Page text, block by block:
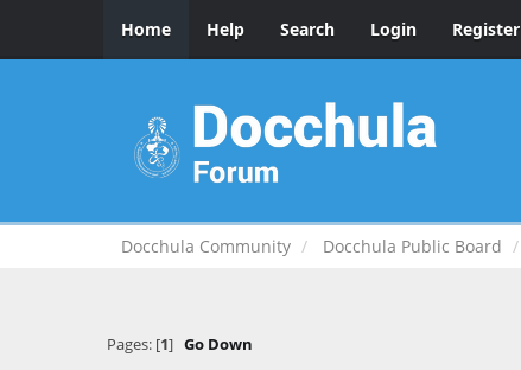
Home Help Search Login Register
Docchula Community Docchula Public Board
Pages: [1] Go Down